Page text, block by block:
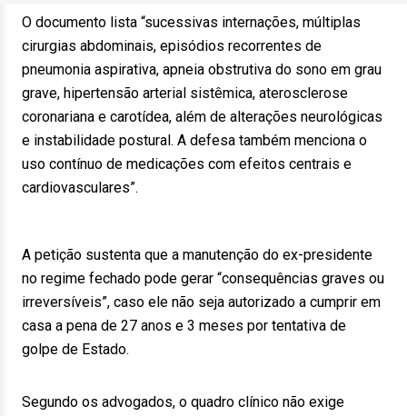
O documento lista “sucessivas internações, múltiplas
cirurgias abdominais, episódios recorrentes de
pneumonia aspirativa, apneia obstrutiva do sono em grau
grave, hipertensão arterial sistêmica, aterosclerose
coronariana e carotídea, além de alterações neurológicas
e instabilidade postural. A defesa também menciona o
uso contínuo de medicações com efeitos centrais e
cardiovasculares”.
A petição sustenta que a manutenção do ex-presidente
no regime fechado pode gerar “consequências graves ou
irreversíveis”, caso ele não seja autorizado a cumprir em
casa a pena de 27 anos e 3 meses por tentativa de
golpe de Estado.
Segundo os advogados, o quadro clínico não exige